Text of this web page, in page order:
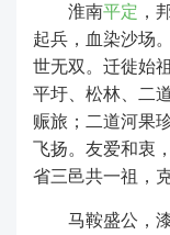
淮南平定 ，
起兵，血染沙场
世无双。迁徙始
平圩、松林、二
赈旅；二道河果
飞扬。友爱和衷
省三邑共一祖，
马鞍盛公，